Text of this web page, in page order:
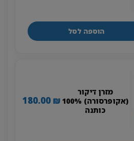
הוספה לסל
מזרן דיקור
(אקופרסורה) 100%
כותנה
180.00₪